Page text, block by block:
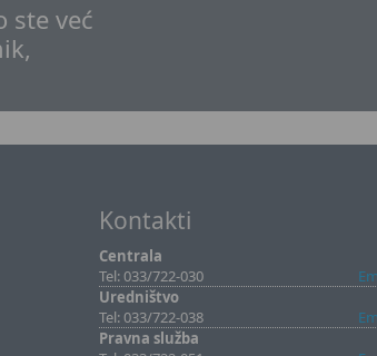
ste već
Kontakti
Centrala
Tel: 033/722-030
Uredništvo
Tel: 033/722-038
Pravna služba